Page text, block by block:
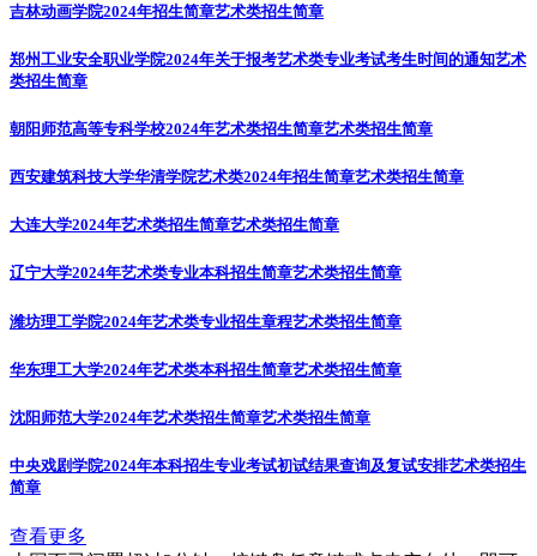
吉林动画学院2024年招生简章艺术类招生简章
郑州工业安全职业学院2024年关于报考艺术类专业考试考生时间的通知艺术
类招生简章
朝阳师范高等专科学校2024年艺术类招生简章艺术类招生简章
西安建筑科技大学华清学院艺术类2024年招生简章艺术类招生简章
大连大学2024年艺术类招生简章艺术类招生简章
辽宁大学2024年艺术类专业本科招生简章艺术类招生简章
潍坊理工学院2024年艺术类专业招生章程艺术类招生简章
华东理工大学2024年艺术类本科招生简章艺术类招生简章
沈阳师范大学2024年艺术类招生简章艺术类招生简章
中央戏剧学院2024年本科招生专业考试初试结果查询及复试安排艺术类招生
简章
查看更多